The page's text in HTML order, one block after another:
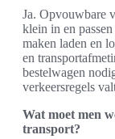
Ja. Opvouwbare
klein in en
maken laden en
en
bestelwagen
verkeersregels
Wat moet men
transport?